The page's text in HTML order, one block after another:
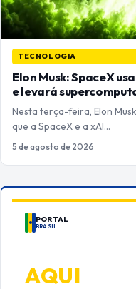
TECNOLOGIA
Elon Musk: SpaceX
e levará
Nesta terça-feira, Elon
que a SpaceX e a xAI…
5 de agosto de 2026
PORTAL
BRASIL
AQUI